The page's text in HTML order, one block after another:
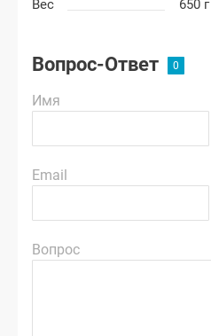
Вес
650 г
Вопрос-Ответ
Имя
Email
Вопрос